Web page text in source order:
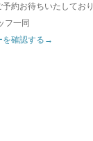
予約お待ちいたしてお
フ一同
を確認する→